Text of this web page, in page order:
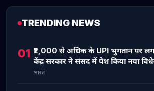
TRENDING NEWS
01 ₹2,000 से अधिक के UPI भुगतान पर
केंद्र सरकार ने संसद में पेश किया नया
भारत